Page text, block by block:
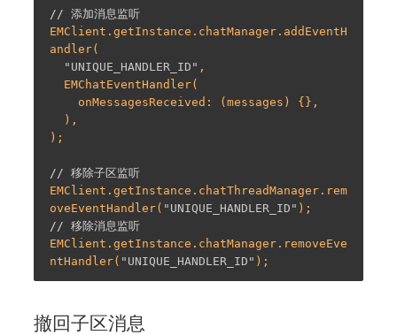
// 添加消息监听
EMClient.getInstance.chatManager.addEventH
andler(
"UNIQUE_HANDLER_ID" ,
);
// 移除子区监听
EMClient.getInstance.chatThreadManager.rem
oveEventHandler( "UNIQUE_HANDLER_ID"
// 移除消息监听
EMClient.getInstance.chatManager.removeEve
ntHandler( "UNIQUE_HANDLER_ID"
撤回子区消息